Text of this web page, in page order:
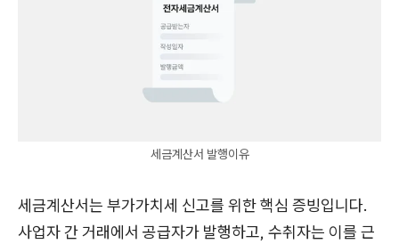
세금계산서 발행이유
세금계산서는 부가가치세 신고를 위한 핵심 증빙입니다.
사업자 간 거래에서 공급자가 발행하고, 수취자는 이를 근